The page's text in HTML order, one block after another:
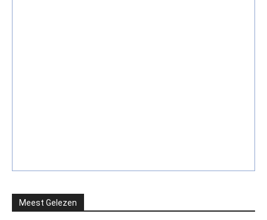
Meest Gelezen